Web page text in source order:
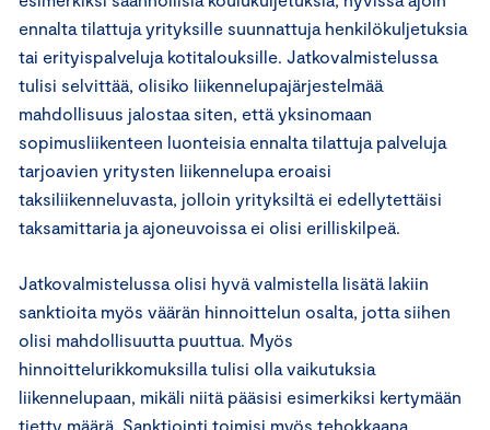
ennalta tilattuja yrityksille suunnattuja henkilökuljetuksia
tai erityispalveluja kotitalouksille. Jatkovalmistelussa
tulisi selvittää, olisiko liikennelupajärjestelmää
mahdollisuus jalostaa siten, että yksinomaan
sopimusliikenteen luonteisia ennalta tilattuja palveluja
tarjoavien yritysten liikennelupa eroaisi
taksiliikenneluvasta, jolloin yrityksiltä ei edellytettäisi
taksamittaria ja ajoneuvoissa ei olisi erilliskilpeä.
Jatkovalmistelussa olisi hyvä valmistella lisätä lakiin
sanktioita myös väärän hinnoittelun osalta, jotta siihen
olisi mahdollisuutta puuttua. Myös
hinnoittelurikkomuksilla tulisi olla vaikutuksia
liikennelupaan, mikäli niitä pääsisi esimerkiksi kertymään
tietty määrä. Sanktiointi toimisi myös tehokkaana